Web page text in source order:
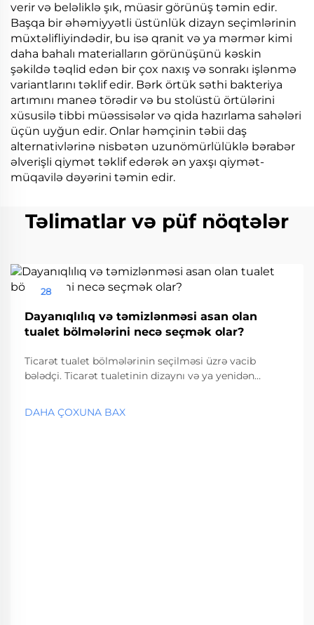
verir və beləliklə şık, müasir görünüş təmin edir.
Başqa bir əhəmiyyətli üstünlük dizayn seçimlərinin
müxtəlifliyindədir, bu isə qranit və ya mərmər kimi
daha bahalı materialların görünüşünü kəskin
şəkildə təqlid edən bir çox naxış və sonrakı işlənmə
variantlarını təklif edir. Bərk örtük səthi bakteriya
artımını maneə törədir və bu stolüstü örtülərini
xüsusilə tibbi müəssisələr və qida hazırlama sahələri
üçün uyğun edir. Onlar həmçinin təbii daş
alternativlərinə nisbətən uzunömürlülüklə bərabər
əlverişli qiymət təklif edərək ən yaxşı qiymət-
müqavilə dəyərini təmin edir.
Təlimatlar və püf nöqtələr
28
Dayanıqlılıq və təmizlənməsi asan olan
tualet bölmələrini necə seçmək olar?
Ticarət tualet bölmələrinin seçilməsi üzrə vacib
bələdçi. Ticarət tualetinin dizaynı və ya yenidən
xərclərini təsir altına alan vacib qərardır. Bu vacib...
DAHA ÇOXUNA BAX